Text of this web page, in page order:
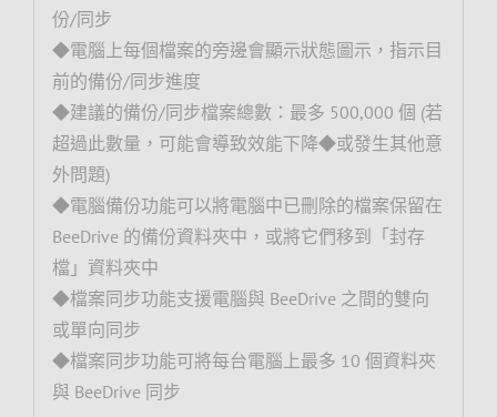
份/同步
◆電腦上每個檔案的旁邊會顯示狀態圖示，指示目
前的備份/同步進度
◆建議的備份/同步檔案總數：最多 500,000 個 (若
超過此數量，可能會導致效能下降◆或發生其他意
外問題)
◆電腦備份功能可以將電腦中已刪除的檔案保留在
BeeDrive 的備份資料夾中，或將它們移到「封存
檔」資料夾中
◆檔案同步功能支援電腦與 BeeDrive 之間的雙向
或單向同步
◆檔案同步功能可將每台電腦上最多 10 個資料夾
與 BeeDrive 同步